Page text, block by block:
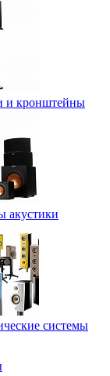
и кронштейны
акустики
системы